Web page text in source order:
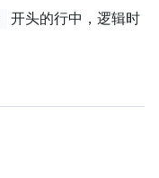
开头的行中，逻辑时